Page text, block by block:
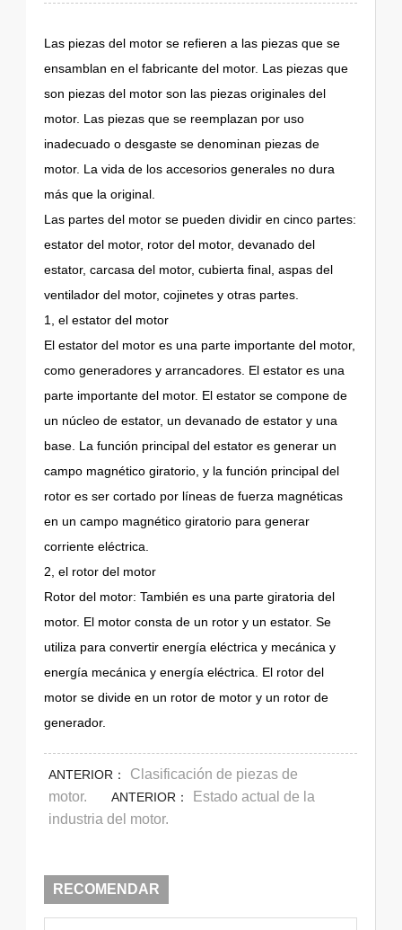
Las piezas del motor se refieren a las piezas que se
ensamblan en el fabricante del motor. Las piezas que
son piezas del motor son las piezas originales del
motor. Las piezas que se reemplazan por uso
inadecuado o desgaste se denominan piezas de
motor. La vida de los accesorios generales no dura
más que la original.
Las partes del motor se pueden dividir en cinco partes:
estator del motor, rotor del motor, devanado del
estator, carcasa del motor, cubierta final, aspas del
ventilador del motor, cojinetes y otras partes.
1, el estator del motor
El estator del motor es una parte importante del motor,
como generadores y arrancadores. El estator es una
parte importante del motor. El estator se compone de
un núcleo de estator, un devanado de estator y una
base. La función principal del estator es generar un
campo magnético giratorio, y la función principal del
rotor es ser cortado por líneas de fuerza magnéticas
en un campo magnético giratorio para generar
corriente eléctrica.
2, el rotor del motor
Rotor del motor: También es una parte giratoria del
motor. El motor consta de un rotor y un estator. Se
utiliza para convertir energía eléctrica y mecánica y
energía mecánica y energía eléctrica. El rotor del
motor se divide en un rotor de motor y un rotor de
generador.
ANTERIOR：
Clasificación de piezas de
motor. ANTERIOR：
Estado actual de la
industria del motor.
RECOMENDAR